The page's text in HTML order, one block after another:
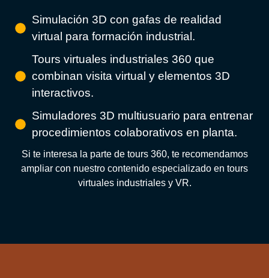
Simulación 3D con gafas de realidad
virtual para formación industrial.
Tours virtuales industriales 360 que
combinan visita virtual y elementos 3D
interactivos.
Simuladores 3D multiusuario para entrenar
procedimientos colaborativos en planta.
Si te interesa la parte de tours 360, te recomendamos
ampliar con nuestro contenido especializado en tours
virtuales industriales y VR.